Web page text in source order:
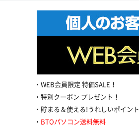
WEB会員限定 特価SALE！
特別クーポン プレゼント！
貯まる＆使える!うれしいポイント
BTOパソコン送料無料